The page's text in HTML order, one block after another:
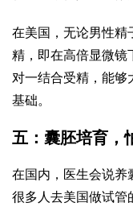
在美国，无论男性精
精，即在高倍显微镜
对一结合受精，能够
基础。
五：囊胚培育，
在国内，医生会说养
很多人去美国做试管